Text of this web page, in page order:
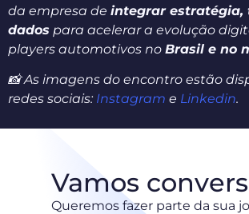
da empresa de integrar estratégia,
dados para acelerar a evolução
players automotivos no Brasil e no
📸 As imagens do encontro estão
redes sociais: Instagram e Linkedin.
Vamos
Queremos fazer parte da sua